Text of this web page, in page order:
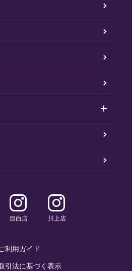
目白店 川上店
利用ガイド
引法に基づく表示